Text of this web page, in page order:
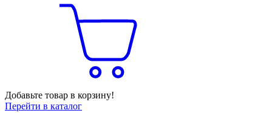
Добавьте товар в корзину!
Перейти в каталог